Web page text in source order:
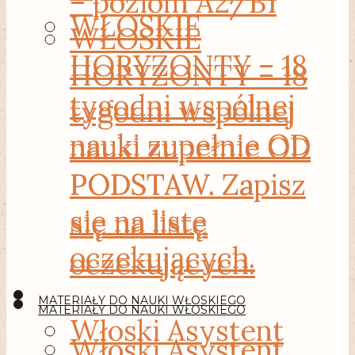
WŁOSKIE
HORYZONTY – 18
tygodni wspólnej
nauki zupełnie OD
PODSTAW. Zapisz
się na listę
oczekujących.
MATERIAŁY DO NAUKI WŁOSKIEGO
WŁOSKIE
HORYZONTY – 18
tygodni wspólnej
nauki zupełnie OD
PODSTAW. Zapisz
się na listę
oczekujących.
MATERIAŁY DO NAUKI WŁOSKIEGO
Włoski Asystent